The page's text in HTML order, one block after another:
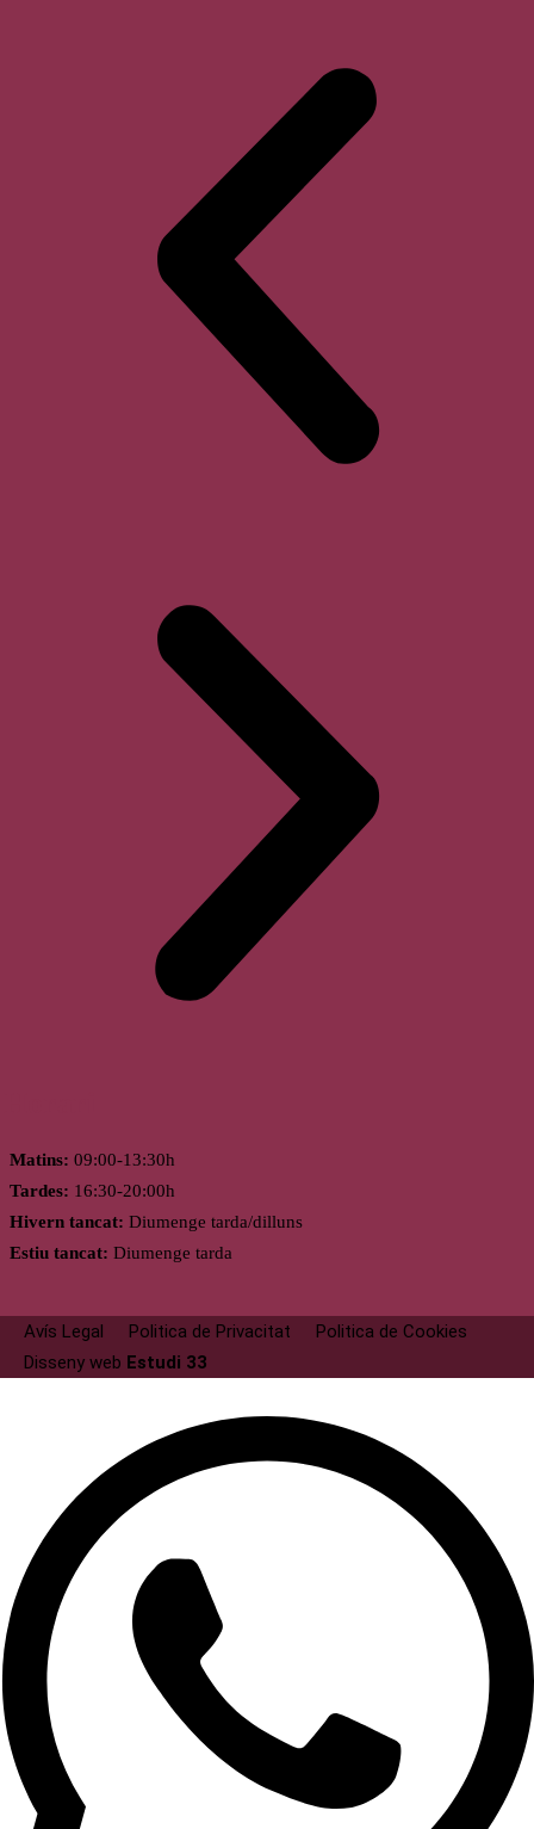
Matins: 09:00-13:30h
Tardes: 16:30-20:00h
Hivern tancat: Diumenge tarda/dilluns
Estiu tancat: Diumenge tarda
Avís Legal Politica de Privacitat
Politica de Cookies
Disseny web Estudi 33